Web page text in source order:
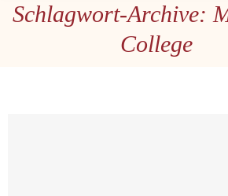
Schlagwort-Archive:
College